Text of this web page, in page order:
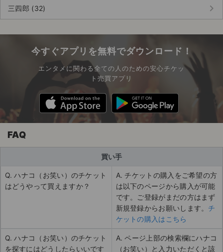
三四郎 (32) keyboard_arrow_right
今すぐアプリを無料でダウンロード！
エンタメに関わる全ての人のための安心チケッ
ト売買アプリ
FAQ
買い手
Q. ハナコ（お笑い）のチケット
はどうやって買えますか？
A. チケットの購入をご希望の方
は以下のページから購入が可能
です。ご登録がまだの方はまず
新規登録からお願いします。 チ
ケットの購入はこちら
Q. ハナコ（お笑い）のチケット
を探すにはどうしたらいいです
A. ページ上部の検索欄にハナコ
（お笑い）と入力いただくと該